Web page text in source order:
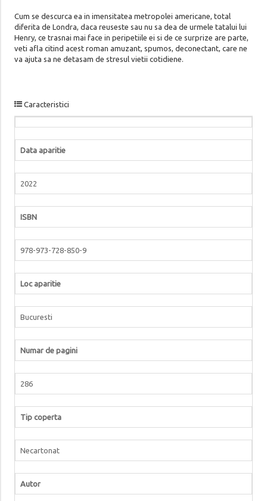
Cum se descurca ea in imensitatea metropolei americane, total
diferita de Londra, daca reuseste sau nu sa dea de urmele tatalui lui
Henry, ce trasnai mai face in peripetiile ei si de ce surprize are parte,
veti afla citind acest roman amuzant, spumos, deconectant, care ne
va ajuta sa ne detasam de stresul vietii cotidiene.
Caracteristici
Data aparitie
2022
ISBN
978-973-728-850-9
Loc aparitie
Bucuresti
Numar de pagini
286
Tip coperta
Necartonat
Autor